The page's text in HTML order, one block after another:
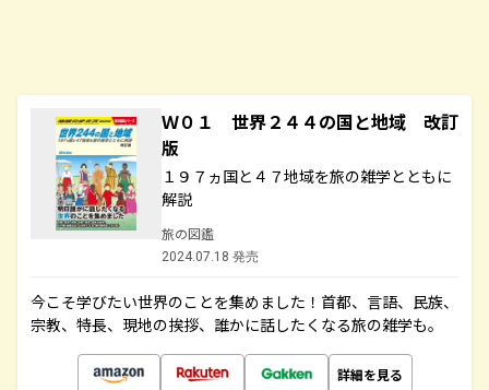
Ｗ０１ 世界２４４の国と地域 改訂
版
１９７ヵ国と４７地域を旅の雑学とともに
解説
旅の図鑑
2024.07.18 発売
今こそ学びたい世界のことを集めました！首都、言語、民族、
宗教、特長、現地の挨拶、誰かに話したくなる旅の雑学も。
詳細を見る